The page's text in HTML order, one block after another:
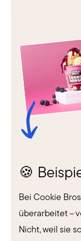
🍪
Bei Cookie
überarbeitet –
Nicht, weil sie